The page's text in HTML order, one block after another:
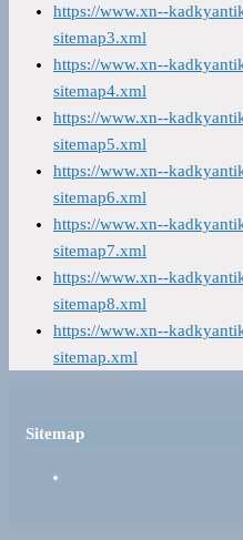
https://www.xn--
sitemap3.xml
https://www.xn--
sitemap4.xml
https://www.xn--
sitemap5.xml
https://www.xn--
sitemap6.xml
https://www.xn--
sitemap7.xml
https://www.xn--
sitemap8.xml
https://www.xn--
sitemap.xml
Sitemap